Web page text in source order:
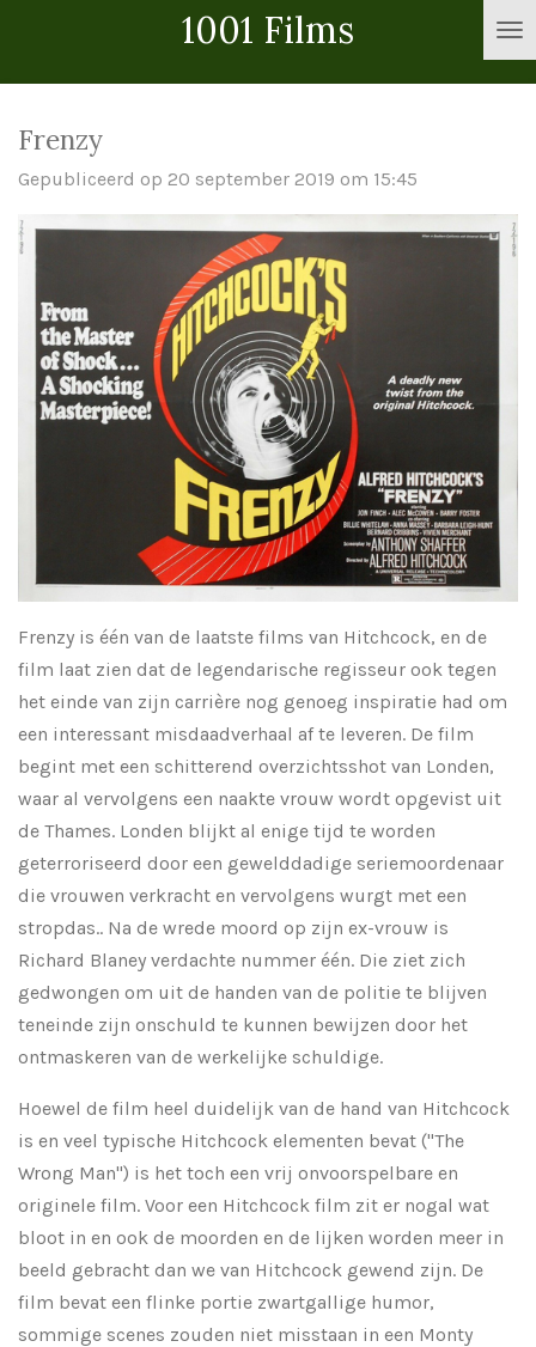
hoofdinhoud
1001 Films
Frenzy
Gepubliceerd op 20 september 2019 om 15:45
Frenzy is één van de laatste films van Hitchcock, en de
film laat zien dat de legendarische regisseur ook tegen
het einde van zijn carrière nog genoeg inspiratie had om
een interessant misdaadverhaal af te leveren. De film
begint met een schitterend overzichtsshot van Londen,
waar al vervolgens een naakte vrouw wordt opgevist uit
de Thames. Londen blijkt al enige tijd te worden
geterroriseerd door een gewelddadige seriemoordenaar
die vrouwen verkracht en vervolgens wurgt met een
stropdas.. Na de wrede moord op zijn ex-vrouw is
Richard Blaney verdachte nummer één. Die ziet zich
gedwongen om uit de handen van de politie te blijven
teneinde zijn onschuld te kunnen bewijzen door het
ontmaskeren van de werkelijke schuldige.
Hoewel de film heel duidelijk van de hand van Hitchcock
is en veel typische Hitchcock elementen bevat ("The
Wrong Man") is het toch een vrij onvoorspelbare en
originele film. Voor een Hitchcock film zit er nogal wat
bloot in en ook de moorden en de lijken worden meer in
beeld gebracht dan we van Hitchcock gewend zijn. De
film bevat een flinke portie zwartgallige humor,
sommige scenes zouden niet misstaan in een Monty